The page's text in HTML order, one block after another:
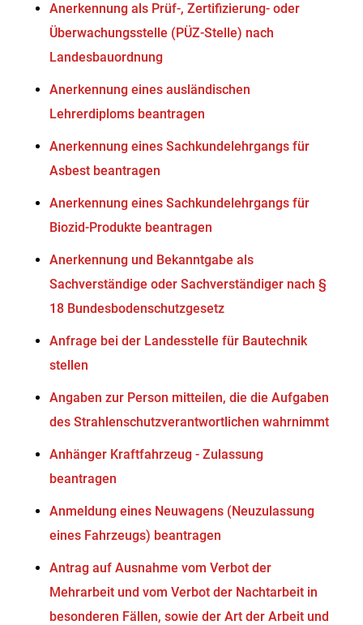
Anerkennung als Prüf-, Zertifizierung- oder
Überwachungsstelle (PÜZ-Stelle) nach
Landesbauordnung
Anerkennung eines ausländischen
Lehrerdiploms beantragen
Anerkennung eines Sachkundelehrgangs für
Asbest beantragen
Anerkennung eines Sachkundelehrgangs für
Biozid-Produkte beantragen
Anerkennung und Bekanntgabe als
Sachverständige oder Sachverständiger nach §
18 Bundesbodenschutzgesetz
Anfrage bei der Landesstelle für Bautechnik
stellen
Angaben zur Person mitteilen, die die Aufgaben
des Strahlenschutzverantwortlichen wahrnimmt
Anhänger Kraftfahrzeug - Zulassung
beantragen
Anmeldung eines Neuwagens (Neuzulassung
eines Fahrzeugs) beantragen
Antrag auf Ausnahme vom Verbot der
Mehrarbeit und vom Verbot der Nachtarbeit in
besonderen Fällen, sowie der Art der Arbeit und